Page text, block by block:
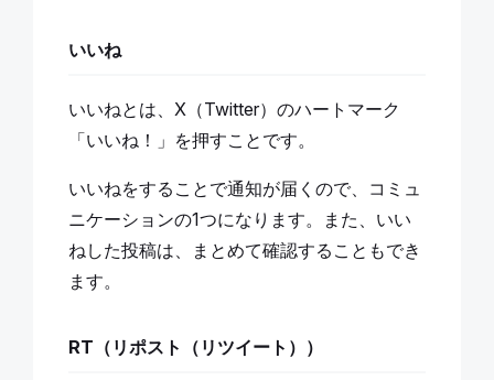
いいね
いいねとは、X（Twitter）のハートマーク
「いいね！」を押すことです。
いいねをすることで通知が届くので、コミュ
ニケーションの1つになります。また、いい
ねした投稿は、まとめて確認することもでき
ます。
RT（リポスト（リツイート））